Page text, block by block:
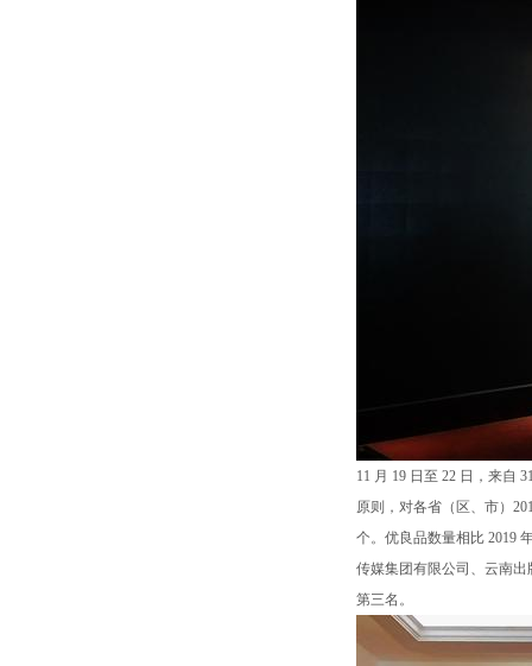
11 月 19 日至 22 日，来自
原则，对各省（区、市）
个。优良品数量相比 2019
传媒集团有限公司、云南
第三名。